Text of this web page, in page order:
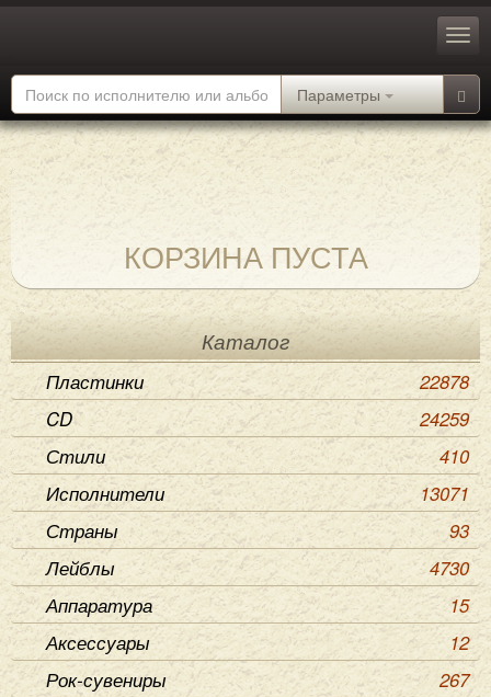
Параметры
КОРЗИНА ПУСТА
Каталог
Пластинки
22878
CD
24259
Стили
410
Исполнители
13071
Страны
93
Лейблы
4730
Аппаратура
15
Аксессуары
12
Рок-сувениры
267